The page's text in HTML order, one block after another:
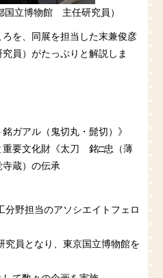
国立博物館 主任研究員）
を、同展を担当した末兼俊彦
員）がたっぷりと解説しま
アル（鬼切丸・髭切）》
重要文化財《太刀 銘□忠（薄
蔵）の伝承
分野担当のアソシエイトフェロ
究員となり、東京国立博物館を